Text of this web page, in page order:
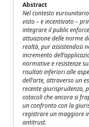
Abstract
Nel contesto
visto – e incentivato –
integrare il public
attuazione delle norme
realtà, pur assistendosi
incremento
normative e resistenze
risultati inferiori alle
dell’arte, attraverso un
recente giurisprudenza,
ostacoli che ancora si
un confronto con la
registrare un maggiore
antitrust.